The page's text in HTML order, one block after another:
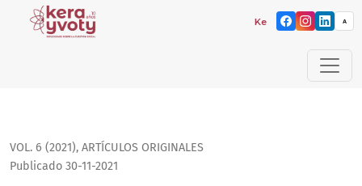
Kera yvoty: A
Brecha salarial entre hombres y mujeres en el mercado
VOL. 6 (2021), ARTÍCULOS ORIGINALES
Publicado 30-11-2021